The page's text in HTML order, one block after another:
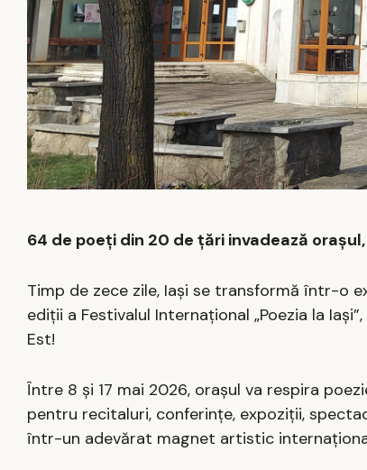
64 de poeți din 20 de țări invadează
Timp de zece zile, Iași se transformă într-o
ediții a Festivalul Internațional „Poezia la
Est!
Între 8 și 17 mai 2026, orașul va respira
pentru recitaluri, conferințe, expoziții,
într-un adevărat magnet artistic